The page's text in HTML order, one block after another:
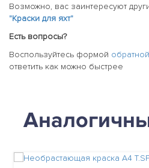
Возможно, вас заинтересуют
"Краски для яхт"
Есть вопросы?
Воспользуйтесь формой
ответить как можно быстрее